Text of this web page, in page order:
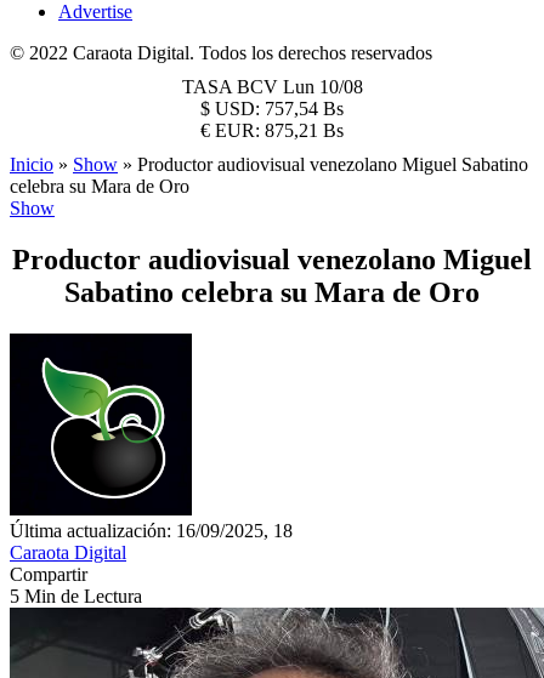
Advertise
© 2022 Caraota Digital. Todos los derechos reservados
TASA BCV Lun 10/08
$ USD: 757,54 Bs
€ EUR: 875,21 Bs
Inicio » Show » Productor audiovisual venezolano Miguel Sabatino
celebra su Mara de Oro
Show
Productor audiovisual venezolano Miguel
Sabatino celebra su Mara de Oro
Última actualización: 16/09/2025, 18
Caraota Digital
Compartir
5 Min de Lectura